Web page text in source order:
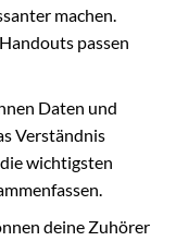
machen.
passen
Daten und
Verständnis
wichtigsten
deine Zuhörer